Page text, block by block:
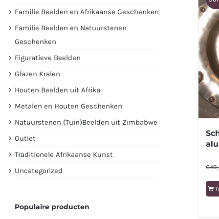
€
Familie Beelden en Afrikaanse Geschenken
Familie Beelden en Natuurstenen
Geschenken
Figuratieve Beelden
Glazen Kralen
Houten Beelden uit Afrika
Metalen en Houten Geschenken
Natuurstenen (Tuin)Beelden uit Zimbabwe
Outlet
Traditionele Afrikaanse Kunst
Uncategorized
Populaire producten